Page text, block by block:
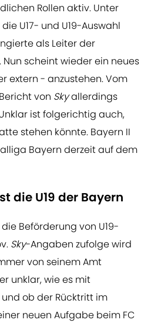
Rollen aktiv. Unter
U17- und U19-Auswahl
als Leiter der
scheint wieder ein neues
extern - anzustehen. Vom
von Skyallerdings
ist folgerichtig auch,
stehen könnte. Bayern II
Bayern derzeit auf dem
die U19 der Bayern
Beförderung von U19-
Sky-Angaben zufolge wird
von seinem Amt
unklar, wie es mit
ob der Rücktritt im
neuen Aufgabe beim FC